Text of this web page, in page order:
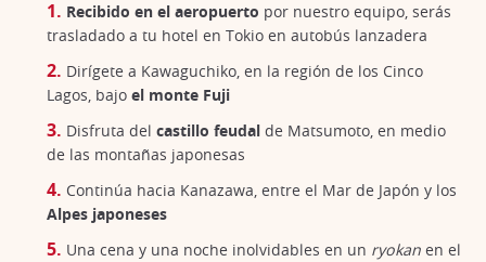
Recibido en el aeropuerto por nuestro equipo, serás
trasladado a tu hotel en Tokio en autobús lanzadera
Dirígete a Kawaguchiko, en la región de los Cinco
Lagos, bajo el monte Fuji
Disfruta del castillo feudal de Matsumoto, en medio
de las montañas japonesas
Continúa hacia Kanazawa, entre el Mar de Japón y los
Alpes japoneses
Una cena y una noche inolvidables en un ryokan en el